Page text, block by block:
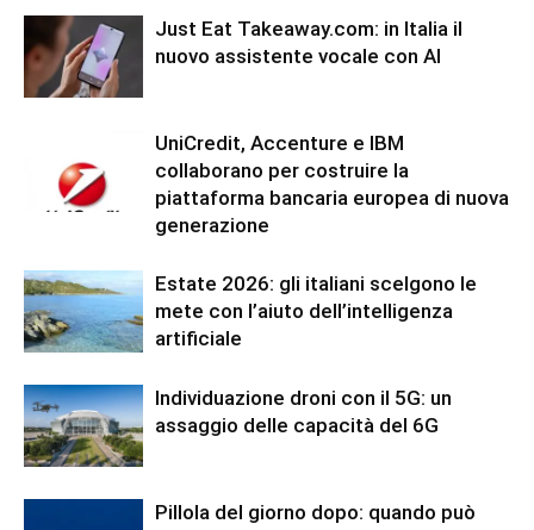
Just Eat Takeaway.com: in Italia il
nuovo assistente vocale con AI
UniCredit, Accenture e IBM
collaborano per costruire la
piattaforma bancaria europea di nuova
generazione
Estate 2026: gli italiani scelgono le
mete con l’aiuto dell’intelligenza
artificiale
Individuazione droni con il 5G: un
assaggio delle capacità del 6G
Pillola del giorno dopo: quando può